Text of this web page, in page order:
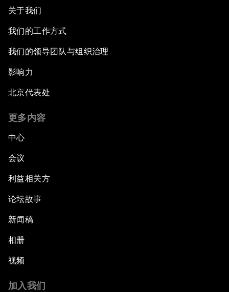
关于我们
我们的工作方式
我们的领导团队与组织治理
影响力
北京代表处
更多内容
中心
会议
利益相关方
论坛故事
新闻稿
相册
视频
加入我们